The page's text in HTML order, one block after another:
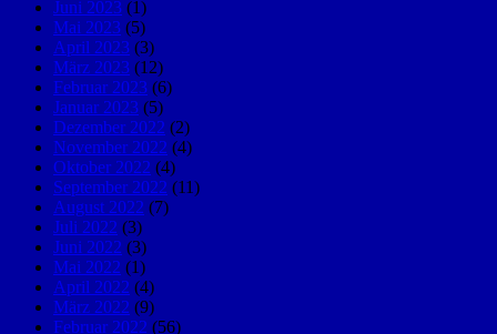
Juni 2023 (1)
Mai 2023 (5)
April 2023 (3)
März 2023 (12)
Februar 2023 (6)
Januar 2023 (5)
Dezember 2022 (2)
November 2022 (4)
Oktober 2022 (4)
September 2022 (11)
August 2022 (7)
Juli 2022 (3)
Juni 2022 (3)
Mai 2022 (1)
April 2022 (4)
März 2022 (9)
Februar 2022 (56)